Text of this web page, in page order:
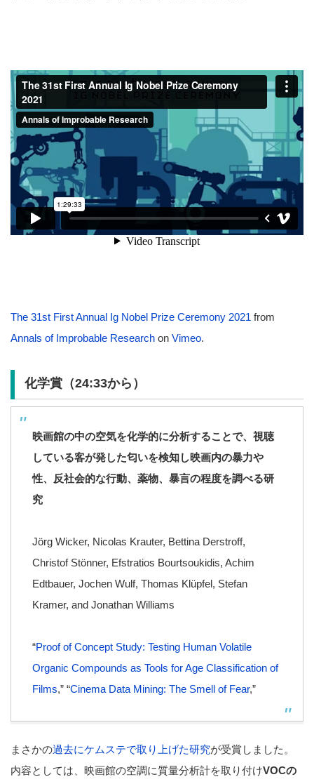
The 31st First Annual Ig Nobel Prize Ceremony 2021 from
Annals of Improbable Research on Vimeo.
化学賞（24:33から）
映画館の中の空気を化学的に分析することで、視聴
している客が発した匂いを検知し映画内の暴力や
性、
反社会的な行動、薬物、暴言の程度を調べる研
究
Jörg Wicker, Nicolas Krauter, Bettina Derstroff,
Christof Stönner, Efstratios Bourtsoukidis, Achim
Edtbauer, Jochen Wulf, Thomas Klüpfel, Stefan
Kramer, and Jonathan Williams
“Proof of Concept Study: Testing Human Volatile
Organic Compounds as Tools for Age Classification of
Films,” “Cinema Data Mining: The Smell of Fear,”
まさかの過去にケムステで取り上げた研究が受賞しました。
内容としては、映画館の空調に質量分析計を取り付けVOCの